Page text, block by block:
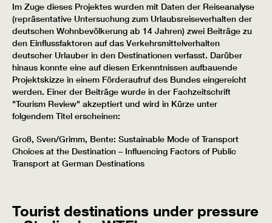
Im Zuge dieses Projektes wurden mit Daten der Reiseanalyse
(repräsentative Untersuchung zum Urlaubsreiseverhalten der
deutschen Wohnbevölkerung ab 14 Jahren) zwei Beiträge zu
den Einflussfaktoren auf das Verkehrsmittelverhalten
deutscher Urlauber in den Destinationen verfasst. Darüber
hinaus konnte eine auf diesen Erkenntnissen aufbauende
Projektskizze in einem Förderaufruf des Bundes eingereicht
werden. Einer der Beiträge wurde in der Fachzeitschrift
"Tourism Review" akzeptiert und wird in Kürze unter
folgendem Titel erscheinen:
Groß, Sven/Grimm, Bente: Sustainable Mode of Transport
Choices at the Destination – Influencing Factors of Public
Transport at German Destinations
Tourist destinations under pressure